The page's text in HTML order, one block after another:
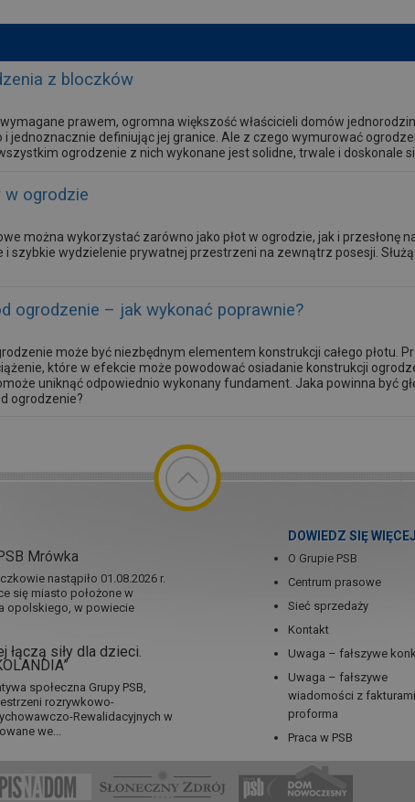
z bloczków
prawem, ogromna większość właścicieli domów
i jednoznacznie definiując jej granice. Ale z czego wymurować
ogrodzenie z nich wykonane jest solidne, trwale i doskonale
w ogrodzie
można wykorzystać zarówno jako płot w ogrodzie, jak i przesłonę
i szybkie wydzielenie prywatnej przestrzeni na zewnątrz posesji.
ogrodzenie – jak wykonać poprawnie?
może być niezbędnym elementem konstrukcji całego płotu.
które w efekcie może powodować osiadanie konstrukcji
uniknąć odpowiednio wykonany fundament. Jaka powinna być
ogrodzenie?
Mrówka
nastąpiło 01.08.2026 r.
się miasto położone w
opolskiego, w powiecie
łączą siły dla dzieci.
społeczna Grupy PSB,
rozrywkowo-
Rewalidacyjnych w
we...
DOWIEDZ SIĘ WIĘCEJ
O Grupie PSB
Centrum prasowe
Sieć sprzedaży
Kontakt
Uwaga – fałszywe
Uwaga – fałszywe
wiadomości z fakturami
proforma
Praca w PSB